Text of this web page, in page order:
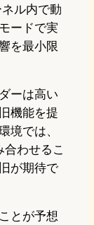
ル内で動
ードで実
を最小限
ーは高い
機能を提
境では、
わせるこ
が期待で
とが予想